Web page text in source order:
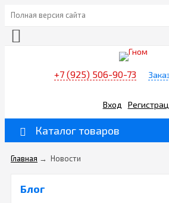
Полная версия сайта
+7 (925) 506-90-73
Вход
Каталог товаров
Главная → Новости
Блог